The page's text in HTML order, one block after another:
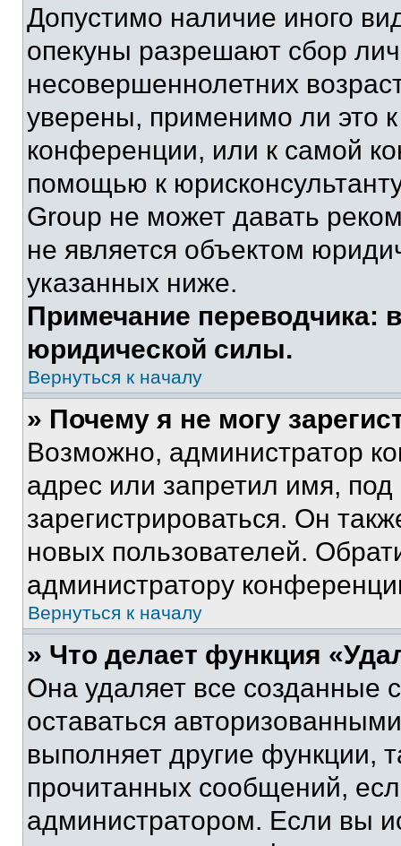
Допустимо наличие иного
опекуны разрешают сбор
несовершеннолетних
уверены, применимо ли это
конференции, или к самой
помощью к
Group не может давать
не является объектом
указанных ниже.
Примечание переводчика:
юридической силы.
Вернуться к началу
» Почему я не могу
Возможно, администратор
адрес или запретил имя,
зарегистрироваться. Он
новых пользователей.
администратору
Вернуться к началу
» Что делает функция
Она удаляет все созданные
оставаться
выполняет другие функции,
прочитанных сообщений,
администратором. Если вы